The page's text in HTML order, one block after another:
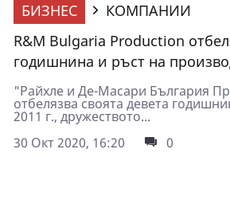
БИЗНЕС
КОМПАНИИ
R&M Bulgaria Production
годишнина и ръст на
"Райхле и Де-Масари България
отбелязва своята девета
2011 г., дружеството...
30 Окт 2020, 16:20
0